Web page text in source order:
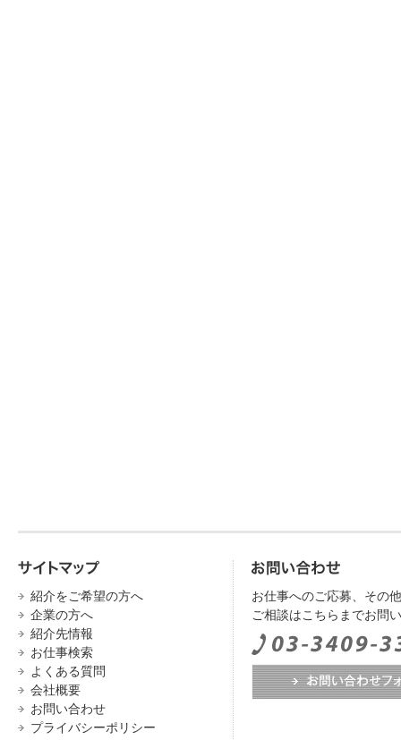
紹介をご希望の方へ
企業の方へ
紹介先情報
お仕事検索
よくある質問
会社概要
お問い合わせ
プライバシーポリシー
お仕事へのご応募、その
ご相談はこちらまでお問